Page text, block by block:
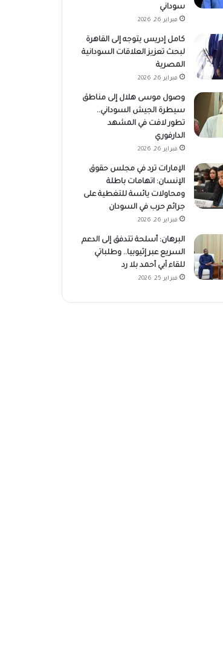
سوداني
فبراير 26, 2026
كامل إدريس يتوجه إلى القاهرة
لبحث تعزيز العلاقات السودانية
المصرية
فبراير 26, 2026
وصول موسى هلال إلى مناطق
سيطرة الجيش السوداني..
تطور لافت في المشهد
الدارفوري
فبراير 26, 2026
الإمارات ترد في مجلس حقوق
الإنسان: اتهامات باطلة
ومحاولات يائسة للتغطية على
جرائم حرب في السودان
فبراير 26, 2026
البرهان: أسلحة تتدفق إلى الدعم
السريع عبر إثيوبيا.. وطلباتي
للقاء آبي أحمد بلا رد
فبراير 25, 2026